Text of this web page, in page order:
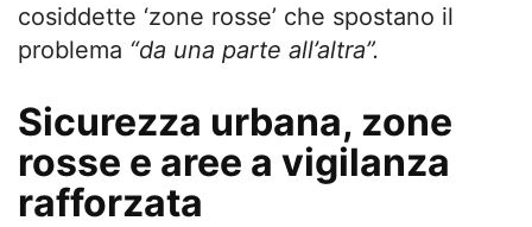
cosiddette ‘zone rosse’ che spostano il
problema “da una parte all’altra”.
Sicurezza urbana, zone
rosse e aree a vigilanza
rafforzata